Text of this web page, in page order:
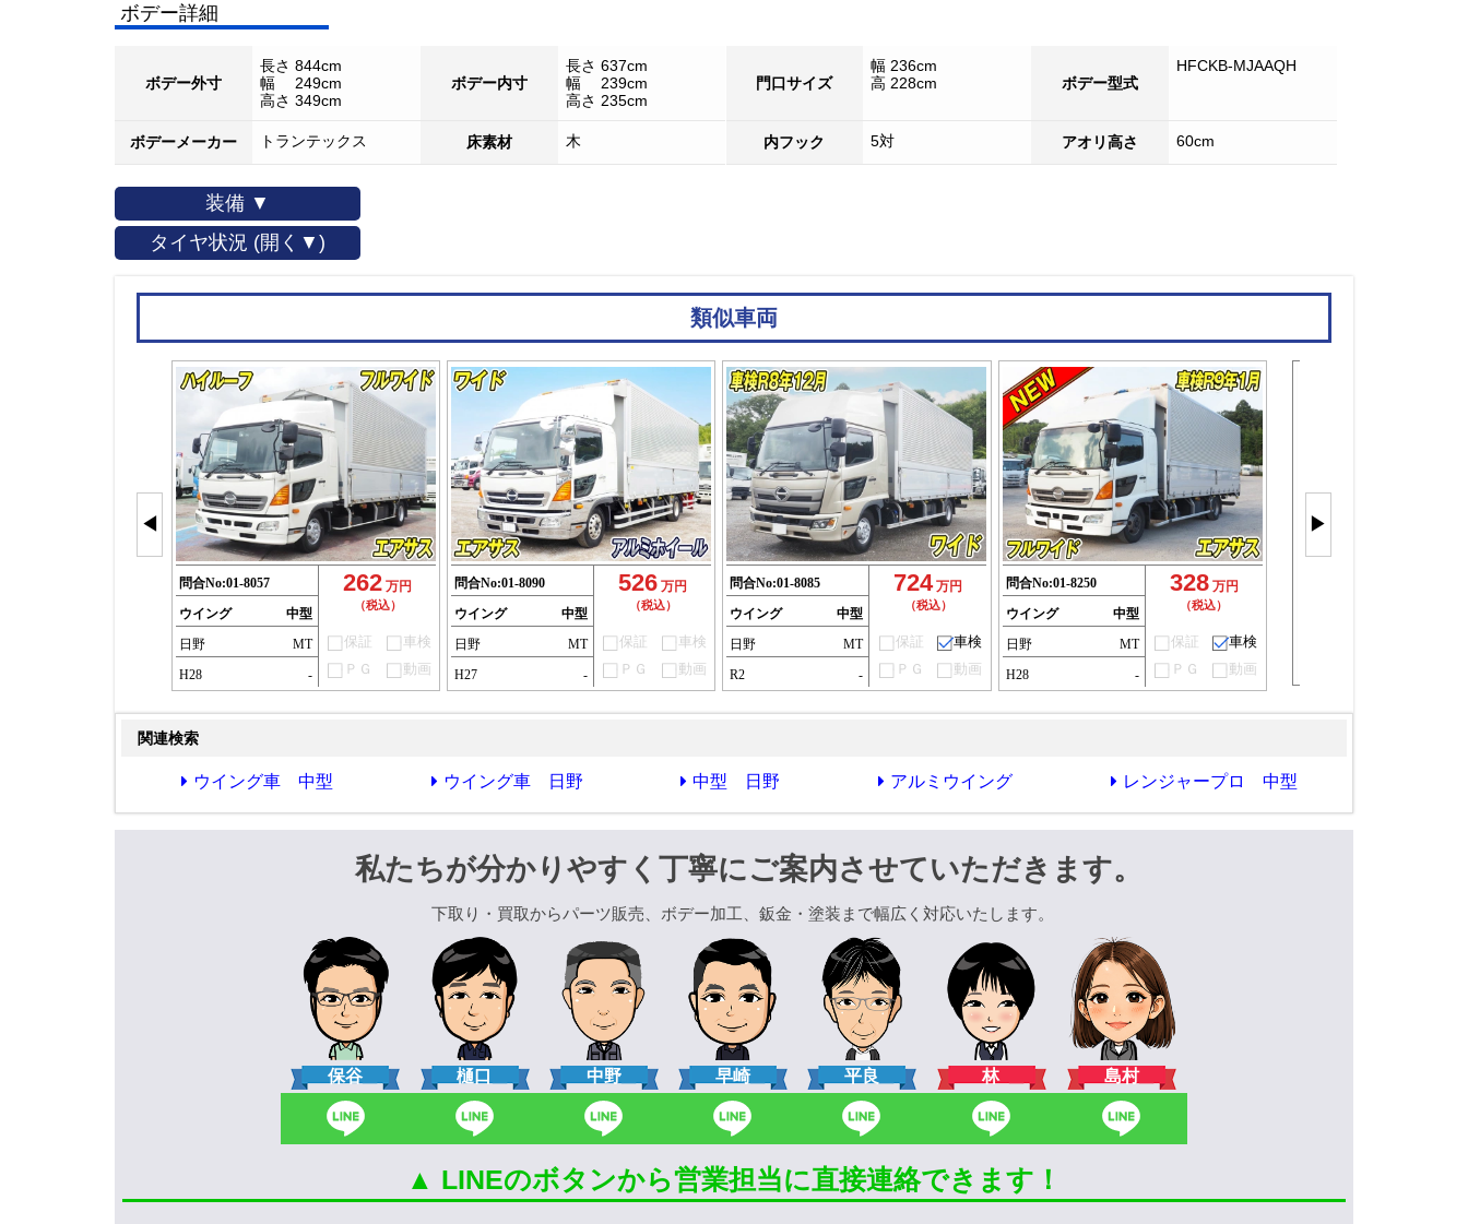
ボデー詳細
ボデー外寸
長さ 844cm
幅 249cm
高さ 349cm
ボデー内寸
長さ 637cm
幅 239cm
高さ 235cm
門口サイズ
幅 236cm
高 228cm
ボデー型式
HFCKB-MJAAQH
ボデーメーカー トランテックス 床素材 木 内フック 5対 アオリ高さ 60cm
装備 ▼
タイヤ状況 (開く▼)
類似車両
◀
問合No:01-8057
ウイング
中型
日野
MT
H28
-
262 万円
（税込）
保証
車検
ＰＧ
動画
問合No:01-8090
ウイング
中型
日野
MT
H27
-
526 万円
（税込）
保証
車検
ＰＧ
動画
問合No:01-8085
ウイング
中型
日野
MT
R2
-
724 万円
（税込）
保証
車検
ＰＧ
動画
問合No:01-8250
ウイング
中型
日野
MT
H28
-
328 万円
（税込）
保証
車検
ＰＧ
動画
▶
関連検索
ウイング車 中型 ウイング車 日野 中型 日野 アルミウイング レンジャープロ 中型
私たちが分かりやすく丁寧にご案内させていただきます。
下取り・買取からパーツ販売、ボデー加工、鈑金・塗装まで幅広く対応いたします。
保谷 樋口 中野 早崎 平良 林 島村
▲ LINEのボタンから営業担当に直接連絡できます！